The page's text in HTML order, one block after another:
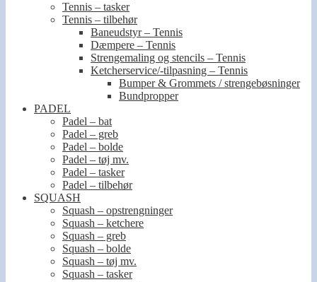
Tennis – tasker
Tennis – tilbehør
Baneudstyr – Tennis
Dæmpere – Tennis
Strengemaling og stencils – Tennis
Ketcherservice/-tilpasning – Tennis
Bumper & Grommets / strengebøsninger
Bundpropper
PADEL
Padel – bat
Padel – greb
Padel – bolde
Padel – tøj mv.
Padel – tasker
Padel – tilbehør
SQUASH
Squash – opstrengninger
Squash – ketchere
Squash – greb
Squash – bolde
Squash – tøj mv.
Squash – tasker